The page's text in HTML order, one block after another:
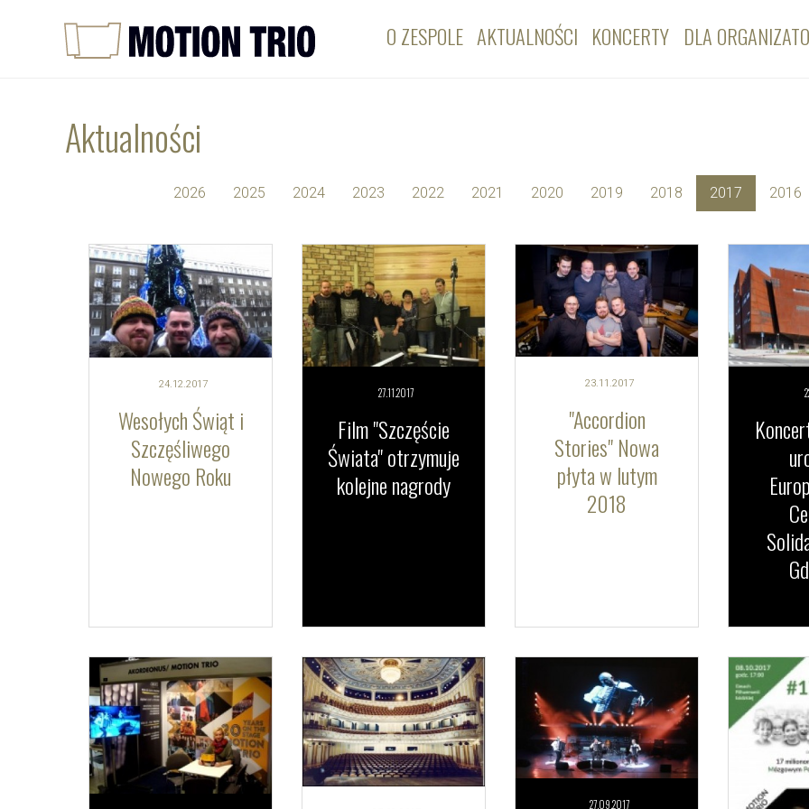
O ZESPOLE AKTUALNOŚCI KONCERTY DLA
Aktualności
2016
2017
2018
2019
2020
2021
2022
2023
2024
2025
2026
24.12.2017
Wesołych Świąt i
Szczęśliwego
Nowego Roku
27.11.2017
Film "Szczęście
Świata" otrzymuje
kolejne nagrody
23.11.2017
"Accordion
Stories" Nowa
płyta w lutym
2018
27.09.2017